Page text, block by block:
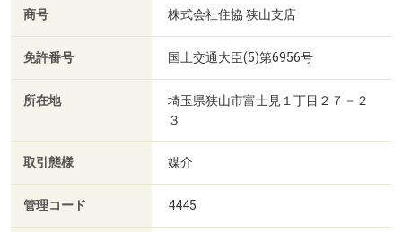
商号 株式会社住協 狭山支店
免許番号 国土交通大臣(5)第6956号
所在地
埼玉県狭山市富士見１丁目２７－２
３
取引態様 媒介
管理コード 4445